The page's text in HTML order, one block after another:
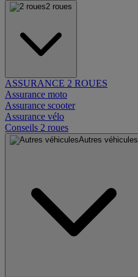
2 roues
ASSURANCE 2 ROUES
Assurance moto
Assurance scooter
Assurance vélo
Conseils 2 roues
Autres véhicules